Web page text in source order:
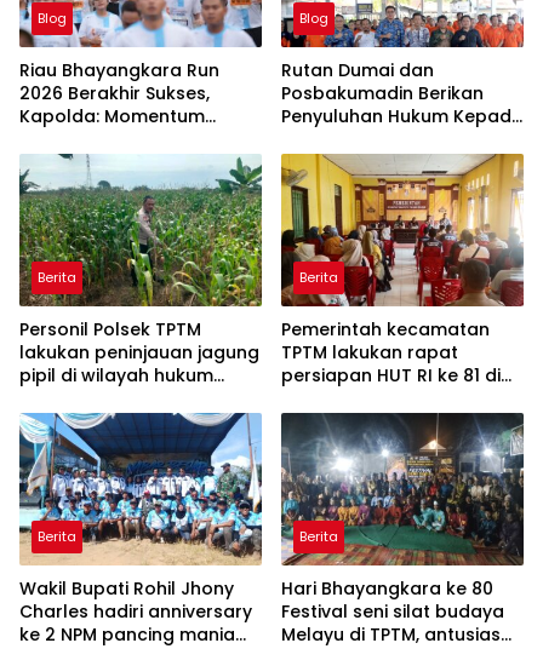
Blog
Riau Bhayangkara Run
2026 Berakhir Sukses,
Kapolda: Momentum
Perkuat Sport Tourism Riau
Blog
Rutan Dumai dan
Posbakumadin Berikan
Penyuluhan Hukum Kepada
Berita
Personil Polsek TPTM
lakukan peninjauan jagung
pipil di wilayah hukum
Berita
Pemerintah kecamatan
TPTM lakukan rapat
persiapan HUT RI ke 81 di
Berita
Wakil Bupati Rohil Jhony
Charles hadiri anniversary
ke 2 NPM pancing mania
Berita
Hari Bhayangkara ke 80
Festival seni silat budaya
Melayu di TPTM, antusias